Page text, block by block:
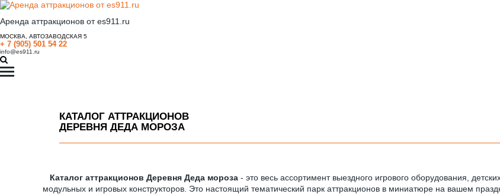
Аренда аттракционов от es911.ru
МОСКВА, АВТОЗАВОДСКАЯ 5
+ 7 (905) 501 54 22
info@es911.ru
КАТАЛОГ АТТРАКЦИОНОВ
ДЕРЕВНЯ ДЕДА МОРОЗА
Каталог аттракционов Деревня Деда мороза - это весь ассортимент выездного игрового оборудования,
модульных и игровых конструкторов. Это настоящий тематический парк аттракционов в миниатюре на вашем